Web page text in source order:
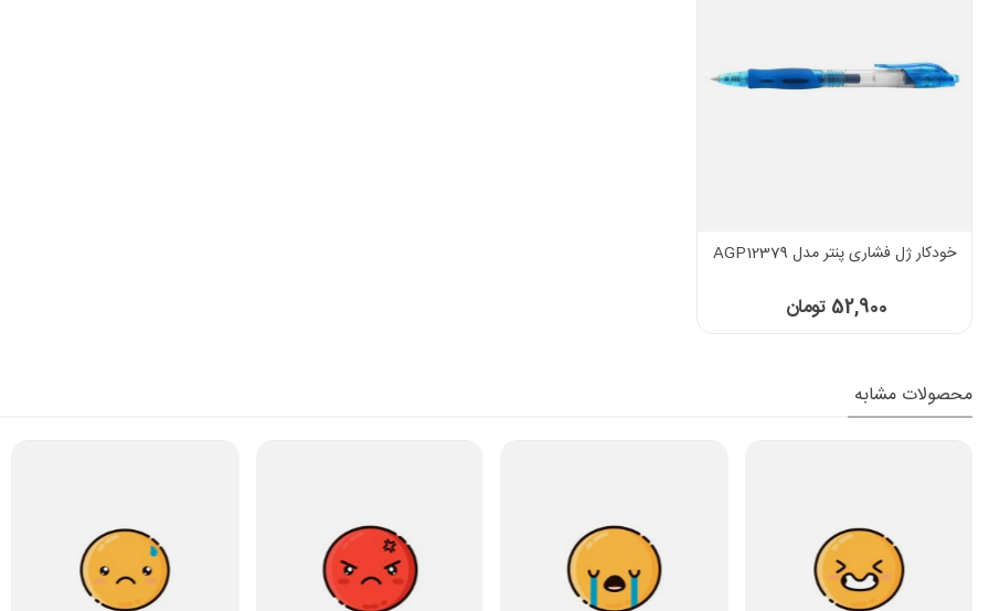
خودکار ژل فشاری پنتر مدل AGP12379
52,900 تومان
محصولات مشابه